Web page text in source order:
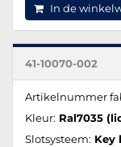
In de
41-10070-002
Artikelnummer
Kleur: Ral7035
Slotsysteem: Key